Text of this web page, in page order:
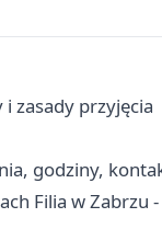
zasady przyjęcia
godziny,
Filia w Zabrzu